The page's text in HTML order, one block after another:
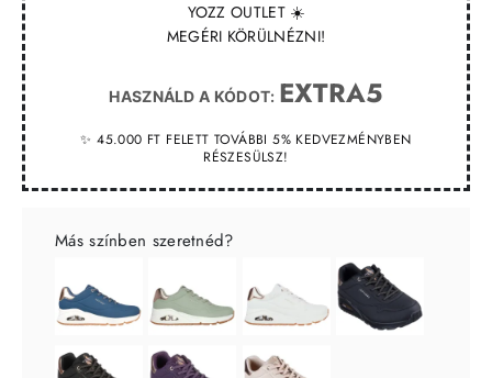
YOZZ OUTLET ☀️
MEGÉRI KÖRÜLNÉZNI!
HASZNÁLD A KÓDOT: EXTRA5
✨ 45.000 FT FELETT TOVÁBBI 5% KEDVEZMÉNYBEN
RÉSZESÜLSZ!
Más színben szeretnéd?